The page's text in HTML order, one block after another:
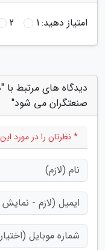
امتیاز دهید:1
2
دیدگاه های مرتبط
صنعتگران می شود"
* نظرتان را در مورد